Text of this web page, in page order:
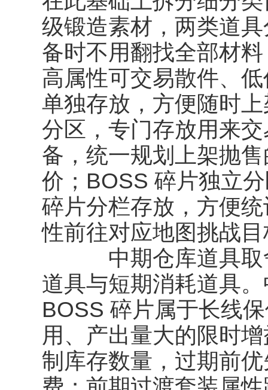
级锻造素材，两类道
备时不用翻找全部材
高属性可交易散件、
单独存放，方便随时
分区，专门存放用来
备，统一规划上架抛
价；BOSS 碎片独立
碎片分栏存放，方便
性前往对应地图挑战
中期仓库道具取舍
道具与短期消耗道具
BOSS 碎片属于长线
用、产出量大的限时
制库存数量，过期前